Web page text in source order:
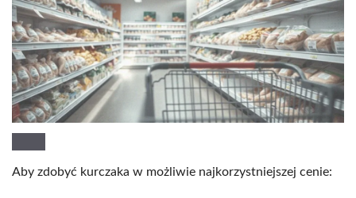
Aby zdobyć kurczaka w możliwie najkorzystniejszej cenie: